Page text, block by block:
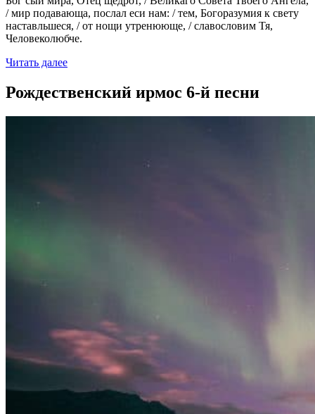
/ мир подавающа, послал еси нам: / тем, Богоразумия к свету
наставльшеся, / от нощи утренююще, / славословим Тя,
Человеколюбче.
Читать далее
Рождественский ирмос 6-й песни